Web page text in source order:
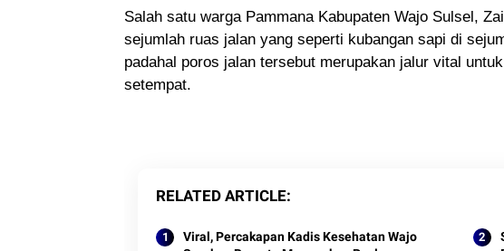
Salah satu warga Pammana Kabupaten Wajo Sulsel,
sejumlah ruas jalan yang seperti kubangan sapi di
padahal poros jalan tersebut merupakan jalur vital
setempat.
RELATED ARTICLE
Viral, Percakapan Kadis Kesehatan Wajo